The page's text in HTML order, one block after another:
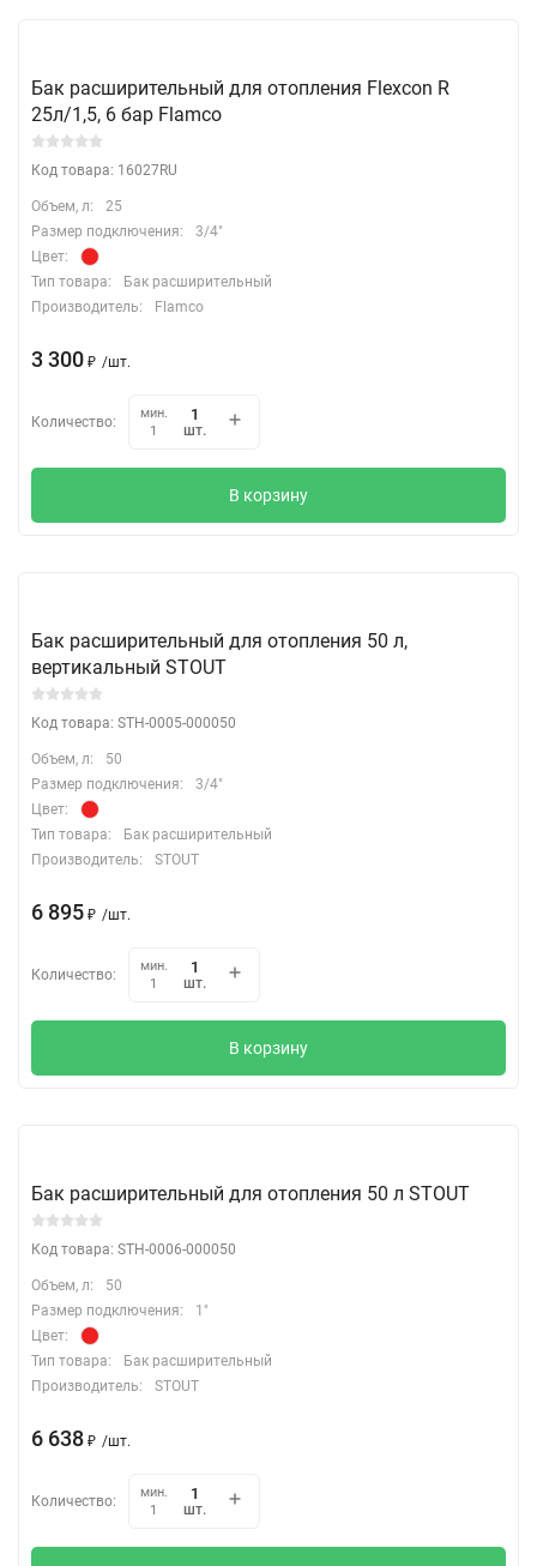
Бак расширительный для отопления Flexcon R
25л/1,5, 6 бар Flamco
Код товара: 16027RU
Объем, л:
25
Размер подключения:
3/4"
Цвет:
Тип товара:
Бак расширительный
Производитель:
Flamco
3 300 ₽ /шт.
Количество:
мин.
1
шт.
В корзину
Бак расширительный для отопления 50 л,
вертикальный STOUT
Код товара: STH-0005-000050
Объем, л:
50
Размер подключения:
3/4"
Цвет:
Тип товара:
Бак расширительный
Производитель:
STOUT
6 895 ₽ /шт.
Количество:
мин.
1
шт.
В корзину
Бак расширительный для отопления 50 л STOUT
Код товара: STH-0006-000050
Объем, л:
50
Размер подключения:
1"
Цвет:
Тип товара:
Бак расширительный
Производитель:
STOUT
6 638 ₽ /шт.
Количество:
мин.
1
шт.